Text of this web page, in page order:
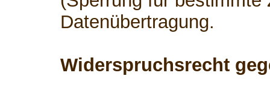
Datenübertragung.
Widerspruchsrecht